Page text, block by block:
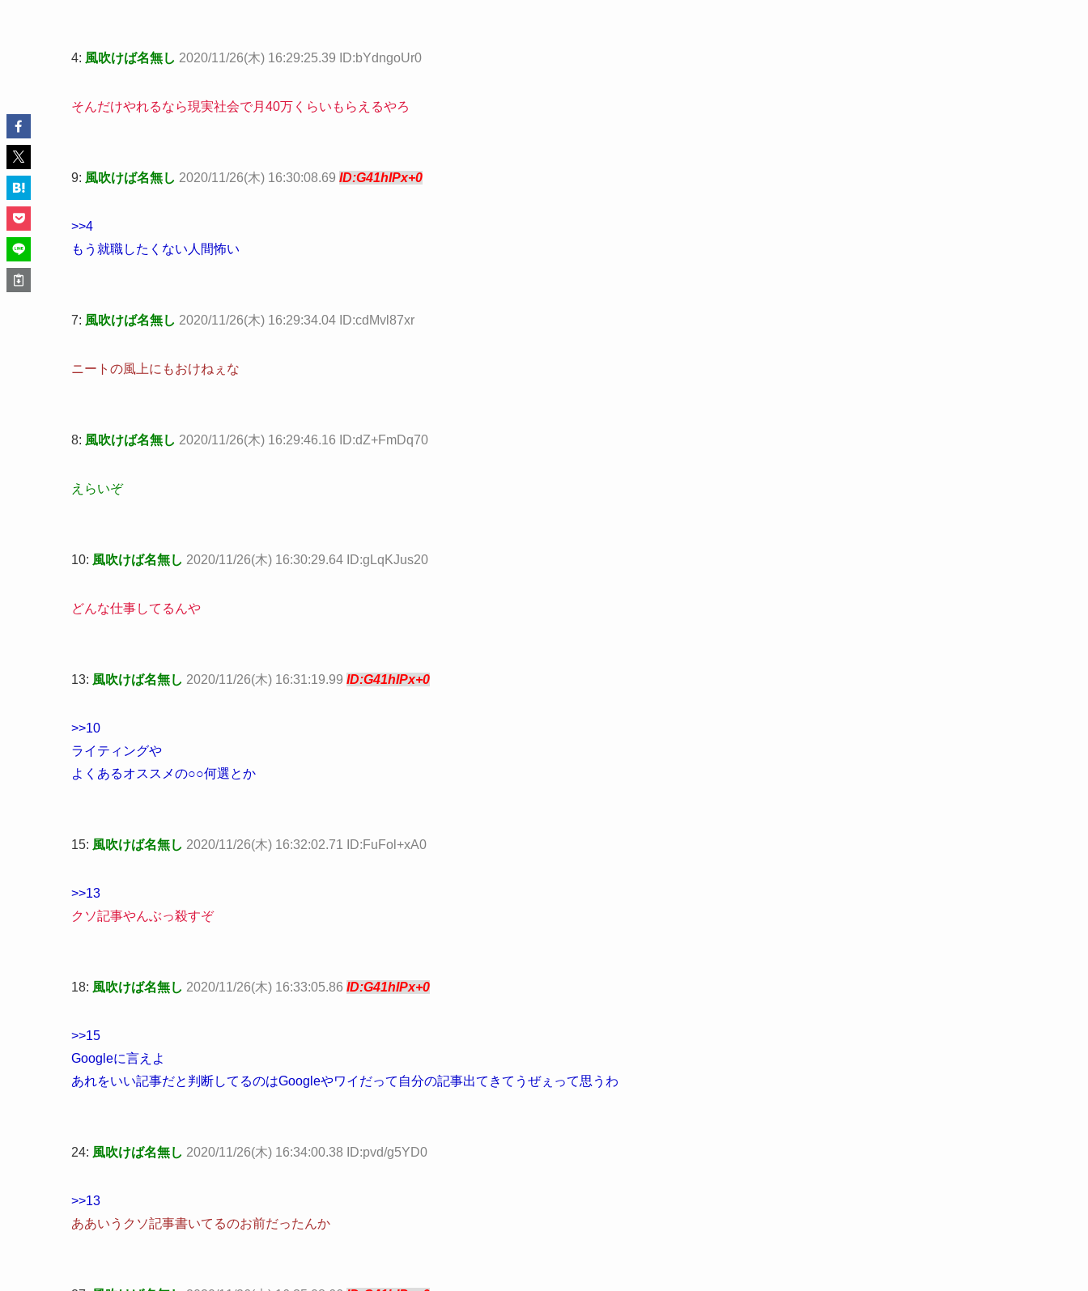
4: 風吹けば名無し 2020/11/26(木) 16:29:25.39 ID:bYdngoUr0
そんだけやれるなら現実社会で月40万くらいもらえるやろ
9: 風吹けば名無し 2020/11/26(木) 16:30:08.69 ID:G41hIPx+0
>>4
もう就職したくない人間怖い
7: 風吹けば名無し 2020/11/26(木) 16:29:34.04 ID:cdMvl87xr
ニートの風上にもおけねぇな
8: 風吹けば名無し 2020/11/26(木) 16:29:46.16 ID:dZ+FmDq70
えらいぞ
10: 風吹けば名無し 2020/11/26(木) 16:30:29.64 ID:gLqKJus20
どんな仕事してるんや
13: 風吹けば名無し 2020/11/26(木) 16:31:19.99 ID:G41hIPx+0
>>10
ライティングや
よくあるオススメの○○何選とか
15: 風吹けば名無し 2020/11/26(木) 16:32:02.71 ID:FuFol+xA0
>>13
クソ記事やんぶっ殺すぞ
18: 風吹けば名無し 2020/11/26(木) 16:33:05.86 ID:G41hIPx+0
>>15
Googleに言えよ
あれをいい記事だと判断してるのはGoogleやワイだって自分の記事出てきてうぜぇって思うわ
24: 風吹けば名無し 2020/11/26(木) 16:34:00.38 ID:pvd/g5YD0
>>13
ああいうクソ記事書いてるのお前だったんか